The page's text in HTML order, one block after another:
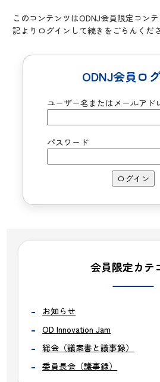
このコンテンツはODNJ会員限定コン
記よりログインして続きをごらんくださ
ODNJ会員ロ
ユーザー名またはメールアド
パスワード
会員限定カテ
お知らせ
OD Innovation Jam
総会（議案書と議事録）
委員長会（議事録）